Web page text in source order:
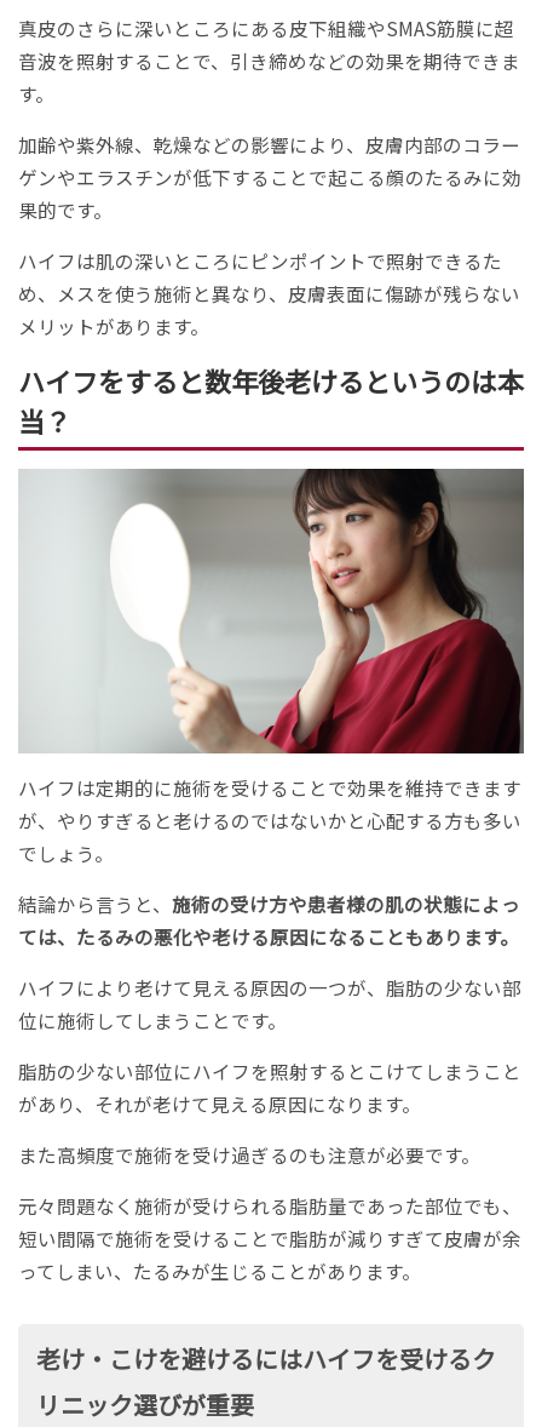
真皮のさらに深いところにある皮下組織やSMAS筋膜に超
音波を照射することで、引き締めなどの効果を期待できま
す。
加齢や紫外線、乾燥などの影響により、皮膚内部のコラー
ゲンやエラスチンが低下することで起こる顔のたるみに効
果的です。
ハイフは肌の深いところにピンポイントで照射できるた
め、メスを使う施術と異なり、皮膚表面に傷跡が残らない
メリットがあります。
ハイフをすると数年後老けるというのは本
当？
ハイフは定期的に施術を受けることで効果を維持できます
が、やりすぎると老けるのではないかと心配する方も多い
でしょう。
結論から言うと、 施術の受け方や患者様の肌の状態によっ
ては、たるみの悪化や老ける原因になることもあります。
ハイフにより老けて見える原因の一つが、脂肪の少ない部
位に施術してしまうことです。
脂肪の少ない部位にハイフを照射するとこけてしまうこと
があり、それが老けて見える原因になります。
また高頻度で施術を受け過ぎるのも注意が必要です。
元々問題なく施術が受けられる脂肪量であった部位でも、
短い間隔で施術を受けることで脂肪が減りすぎて皮膚が余
ってしまい、たるみが生じることがあります。
老け・こけを避けるにはハイフを受けるク
リニック選びが重要